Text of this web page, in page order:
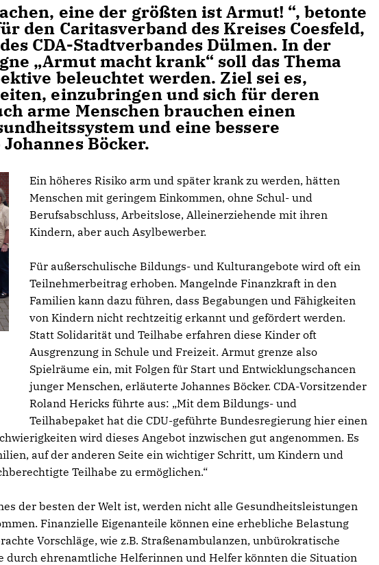
eine der größten ist Armut! “, betonte
den Caritasverband des Kreises Coesfeld,
CDA-Stadtverbandes Dülmen. In der
„Armut macht krank“ soll das Thema
beleuchtet werden. Ziel sei es,
einzubringen und sich für deren
arme Menschen brauchen einen
und eine bessere
Böcker.
Ein höheres Risiko arm und später krank zu werden, hätten
Menschen mit geringem Einkommen, ohne Schul- und
Berufsabschluss, Arbeitslose, Alleinerziehende mit ihren
Kindern, aber auch Asylbewerber.
Für außerschulische Bildungs- und Kulturangebote wird oft ein
Teilnehmerbeitrag erhoben. Mangelnde Finanzkraft in den
Familien kann dazu führen, dass Begabungen und Fähigkeiten
von Kindern nicht rechtzeitig erkannt und gefördert werden.
Statt Solidarität und Teilhabe erfahren diese Kinder oft
Ausgrenzung in Schule und Freizeit. Armut grenze also
Spielräume ein, mit Folgen für Start und Entwicklungschancen
junger Menschen, erläuterte Johannes Böcker. CDA-Vorsitzender
Roland Hericks führte aus: „Mit dem Bildungs- und
Teilhabepaket hat die CDU-geführte Bundesregierung hier einen
wird dieses Angebot inzwischen gut angenommen. Es
auf der anderen Seite ein wichtiger Schritt, um Kindern und
Teilhabe zu ermöglichen.“
der besten der Welt ist, werden nicht alle Gesundheitsleistungen
Finanzielle Eigenanteile können eine erhebliche Belastung
Vorschläge, wie z.B. Straßenambulanzen, unbürokratische
durch ehrenamtliche Helferinnen und Helfer könnten die Situation